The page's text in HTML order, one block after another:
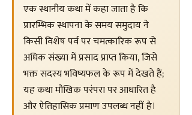
एक स्थानीय कथा में कहा जाता है कि
प्रारम्भिक स्थापना के समय समुदाय ने
किसी विशेष पर्व पर चमत्कारिक रूप से
अधिक संख्या में प्रसाद प्राप्त किया, जिसे
भक्त सदस्य भविष्यफल के रूप में देखते हैं;
यह कथा मौखिक परंपरा पर आधारित है
और ऐतिहासिक प्रमाण उपलब्ध नहीं है।